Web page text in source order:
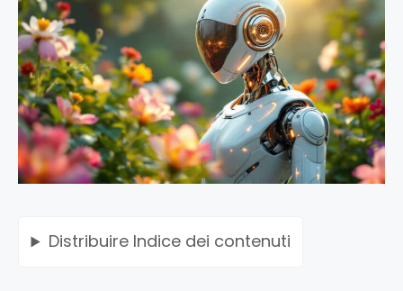
Distribuire Indice dei contenuti